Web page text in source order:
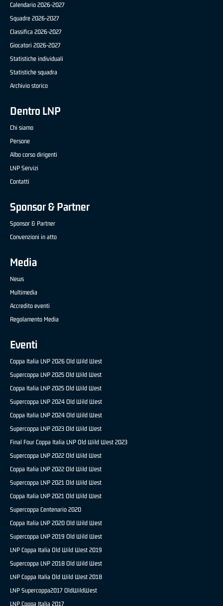
Calendario 2026-2027
Squadre 2026-2027
Classifica 2026-2027
Giocatori 2026-2027
Statistiche individuali
Statistiche squadra
Archivio storico
Dentro LNP
Chi siamo
Persone
Albo corso dirigenti
LNP Servizi
Contatti
Sponsor & Partner
Sponsor & Partner
Convenzioni in atto
Media
News
Multimedia
Accredito eventi
Regolamento Media
Eventi
Coppa Italia LNP 2026 Old Wild West
Supercoppa LNP 2025 Old Wild West
Coppa Italia LNP 2025 Old Wild West
Supercoppa LNP 2024 Old Wild West
Coppa Italia LNP 2024 Old Wild West
Supercoppa LNP 2023 Old Wild West
Final Four Coppa Italia LNP Old Wild West 2023
Supercoppa LNP 2022 Old Wild West
Coppa Italia LNP 2022 Old Wild West
Supercoppa LNP 2021 Old Wild West
Coppa Italia LNP 2021 Old Wild West
Supercoppa Centenario 2020
Coppa Italia LNP 2020 Old Wild West
Supercoppa LNP 2019 Old Wild West
LNP Coppa Italia Old Wild West 2019
Supercoppa LNP 2018 Old Wild West
LNP Coppa Italia Old Wild West 2018
LNP Supercoppa2017 OldWildWest
LNP Coppa Italia 2017